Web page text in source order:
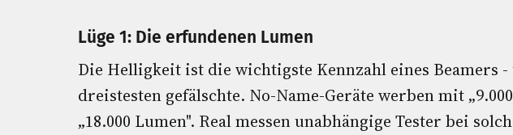
Lüge 1: Die erfundenen Lumen
Die Helligkeit ist die wichtigste Kennzahl eines Beamers
dreistesten gefälschte. No-Name-Geräte werben mit
„18.000 Lumen". Real messen unabhängige Tester bei